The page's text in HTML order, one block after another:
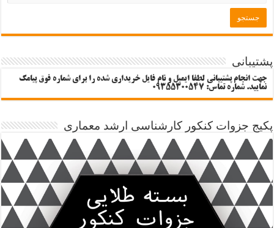
پشتیبانی
جهت انجام پشتیبانی لطفا ایمیل و نام فایل خریداری شده را برای شماره فوق پیامک
نمایید. شماره تماس: 09355300547
پکیج جزوات کنکور کارشناسی ارشد معماری